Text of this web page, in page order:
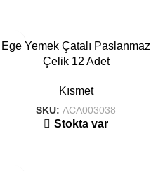
Ege Yemek Çatalı Paslanmaz
Çelik 12 Adet
Kısmet
SKU: ACA003038
Stokta var